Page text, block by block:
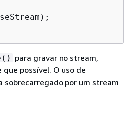
para gravar no stream,
que possível. O uso de
sobrecarregado por um stream